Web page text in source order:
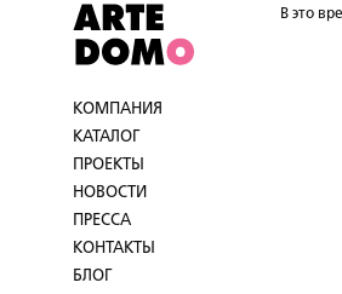
КОМПАНИЯ
КАТАЛОГ
ПРОЕКТЫ
НОВОСТИ
ПРЕССА
КОНТАКТЫ
БЛОГ
В это